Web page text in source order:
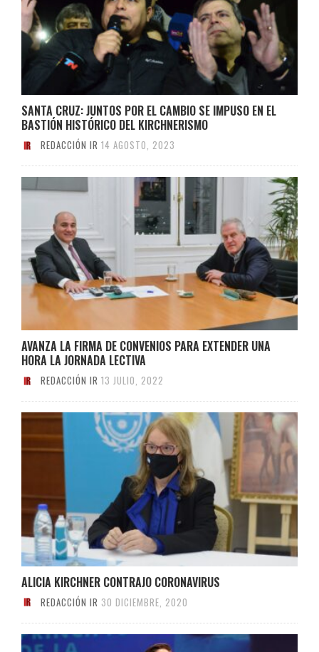
SANTA CRUZ: JUNTOS POR EL CAMBIO SE IMPUSO EN EL
BASTIÓN HISTÓRICO DEL KIRCHNERISMO
REDACCIÓN IR 14 AGOSTO, 2023
AVANZA LA FIRMA DE CONVENIOS PARA EXTENDER UNA
HORA LA JORNADA LECTIVA
REDACCIÓN IR 13 JULIO, 2022
ALICIA KIRCHNER CONTRAJO CORONAVIRUS
REDACCIÓN IR 30 DICIEMBRE, 2020